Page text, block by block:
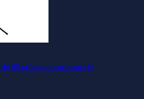
80 pulgadas con soporte